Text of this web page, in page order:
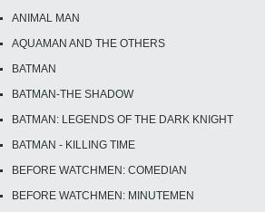
ANIMAL MAN
AQUAMAN AND THE OTHERS
BATMAN
BATMAN-THE SHADOW
BATMAN: LEGENDS OF THE DARK KNIGHT
BATMAN - KILLING TIME
BEFORE WATCHMEN: COMEDIAN
BEFORE WATCHMEN: MINUTEMEN